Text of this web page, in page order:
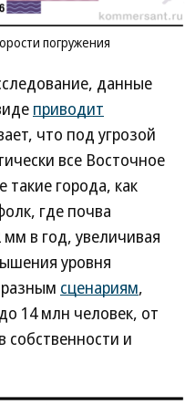
погружения
данные
приводит
что под угрозой
все Восточное
города, как
где почва
мм в год, увеличивая
уровня
сценариям,
14 млн человек, от
собственности и